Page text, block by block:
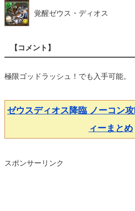
覚醒ゼウス・ディオス
【コメント】
極限ゴッドラッシュ！でも入手可能。
ゼウスディオス降臨 ノーコン
ィーまとめ
スポンサーリンク